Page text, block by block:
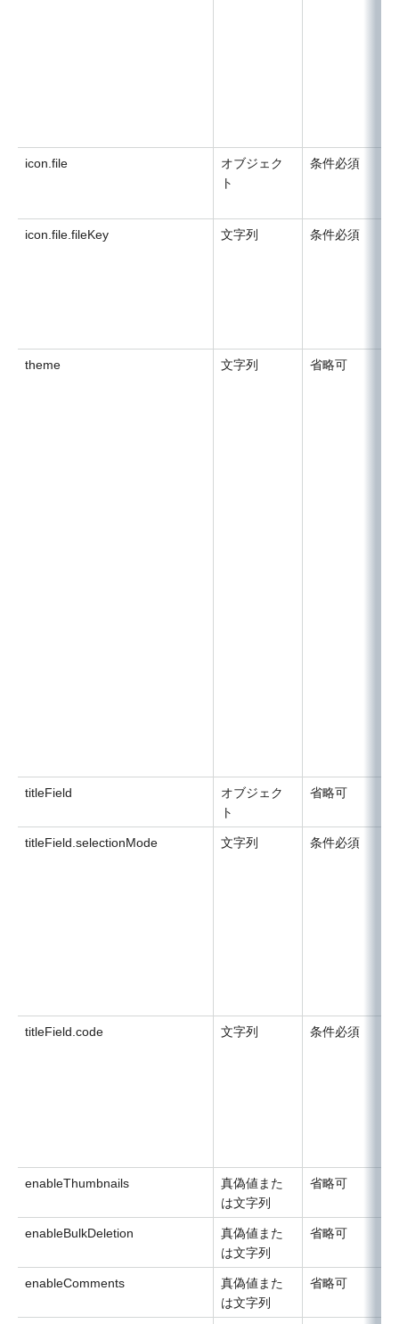
icon.file
オブジェク
ト
条件必須
icon.file.fileKey 文字列 条件必須
theme 文字列 省略可
titleField
オブジェク
ト
省略可
titleField.selectionMode 文字列 条件必須
titleField.code 文字列 条件必須
enableThumbnails
真偽値また
は文字列
省略可
enableBulkDeletion
真偽値また
は文字列
省略可
enableComments
真偽値また
は文字列
省略可